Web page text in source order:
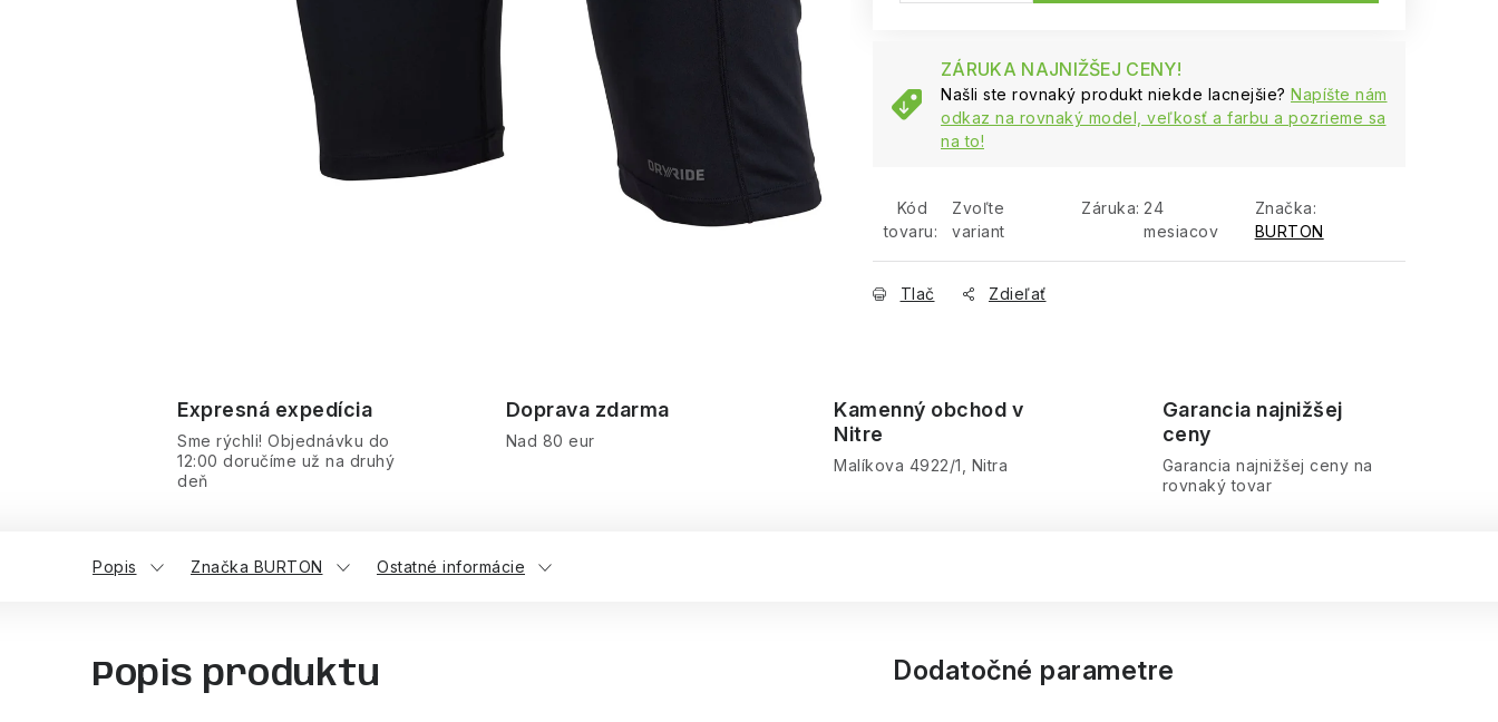
ZÁRUKA NAJNIŽŠEJ CENY!
Našli ste rovnaký produkt niekde lacnejšie? Napíšte nám
odkaz na rovnaký model, veľkosť a farbu a pozrieme sa
na to!
Kód
tovaru:
Zvoľte
variant
Záruka: 24
mesiacov
Značka:
BURTON
Tlač Zdieľať
Expresná expedícia
Sme rýchli! Objednávku do
12:00 doručíme už na druhý
deň
Doprava zdarma
Nad 80 eur
Kamenný obchod v
Nitre
Malíkova 4922/1, Nitra
Garancia najnižšej
ceny
Garancia najnižšej ceny na
rovnaký tovar
Popis Značka BURTON Ostatné informácie
Popis produktu Dodatočné parametre